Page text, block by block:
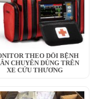
THEO DÕI BỆNH
CHUYÊN DÙNG TRÊN
XE CỨU THƯƠNG